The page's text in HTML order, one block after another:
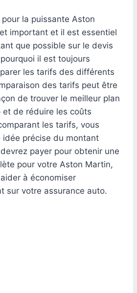
pour la puissante Aston
important et il est essentiel
que possible sur le devis
il est toujours
les tarifs des différents
des tarifs peut être
de trouver le meilleur plan
et de réduire les coûts
les tarifs, vous
idée précise du montant
payer pour obtenir une
pour votre Aston Martin,
à économiser
sur votre assurance auto.